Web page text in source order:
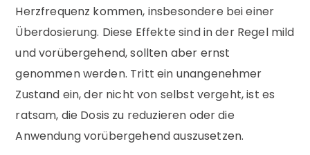
Herzfrequenz kommen, insbesondere bei einer
Überdosierung. Diese Effekte sind in der Regel mild
und vorübergehend, sollten aber ernst
genommen werden. Tritt ein unangenehmer
Zustand ein, der nicht von selbst vergeht, ist es
ratsam, die Dosis zu reduzieren oder die
Anwendung vorübergehend auszusetzen.